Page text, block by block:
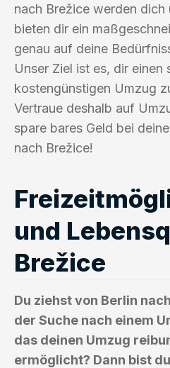
nach Brežice werden dich
bieten dir ein
genau auf deine
Unser Ziel ist es, dir einen
kostengünstigen Umzug
Vertraue deshalb auf
spare bares Geld bei
nach Brežice!
und
Brežice
Du ziehst von Berlin
der Suche nach einem
das deinen Umzug
ermöglicht? Dann bist